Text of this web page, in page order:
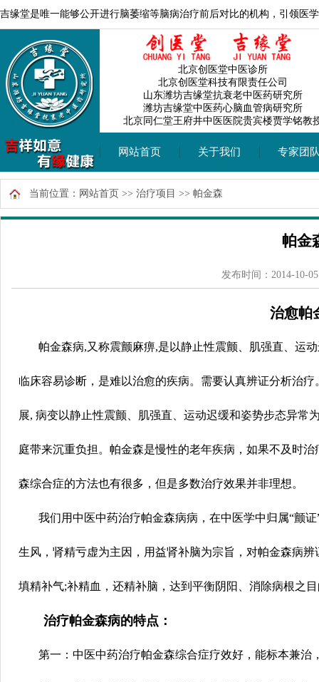
吉缘堂是唯一能够公开进行脑萎缩等脑病治疗前后对比的机构，引领医
北京创医堂中医诊所
北京创医堂科技有限责任公司
山东潍坊吉缘堂抗衰老中医药研究所
潍坊吉缘堂中医药心脑血管病研究所
北京同仁堂王府井中医医院贵宾楼贾学铭教
网站首页 关于我们 专家团
当前位置： 网站首页 >> 治疗项目 >> 帕金森
帕金
发布时间：2014-10-05
治愈帕
帕金森病,又称震颤麻痹,是以静止性震颤、肌强直、运
临床容易诊断，是难以治愈的疾病。需要认真辨证分析治
展, 病变以静止性震颤、肌强直、运动迟缓和姿势步态异常
庭带来沉重负担。帕金森是慢性的老年疾病，如果不及时
森综合症的方法也有很多，但是多数治疗效果并非理想。
我们用中医中药治疗帕金森病病，在中医学中归属“颤证
生风，肾精亏虚为主因，用益肾补脑为宗旨，对帕金森病
填精补气;补精血，还精补脑，达到平衡阴阳、消除病根之
治疗帕金森病的特点：
第一：中医中药治疗帕金森综合症疗效好，能标本兼治